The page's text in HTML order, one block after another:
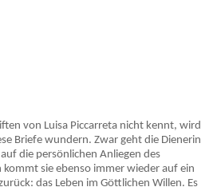
von Luisa Piccarreta nicht kennt, wird
Briefe wundern. Zwar geht die Dienerin
die persönlichen Anliegen des
kommt sie ebenso immer wieder auf ein
das Leben im Göttlichen Willen. Es